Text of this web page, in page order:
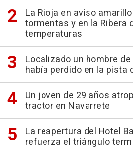
La Rioja en aviso
tormentas y en la Ribera
temperaturas
Localizado un hombre
había perdido en la pista
Un joven de 29 años
tractor en Navarrete
La reapertura del Hotel
refuerza el triángulo